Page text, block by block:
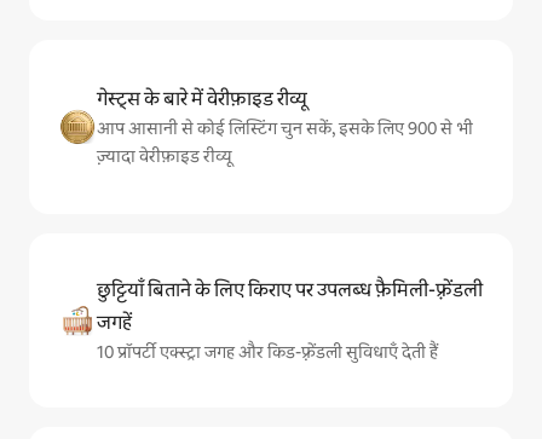
गेस्ट्स के बारे में वेरीफ़ाइड रीव्यू
आप आसानी से कोई लिस्टिंग चुन सकें, इसके लिए 900 से भी
ज़्यादा वेरीफ़ाइड रीव्यू
छुट्टियाँ बिताने के लिए किराए पर उपलब्ध फ़ैमिली-फ़्रेंडली
जगहें
10 प्रॉपर्टी एक्स्ट्रा जगह और किड-फ़्रेंडली सुविधाएँ देती हैं